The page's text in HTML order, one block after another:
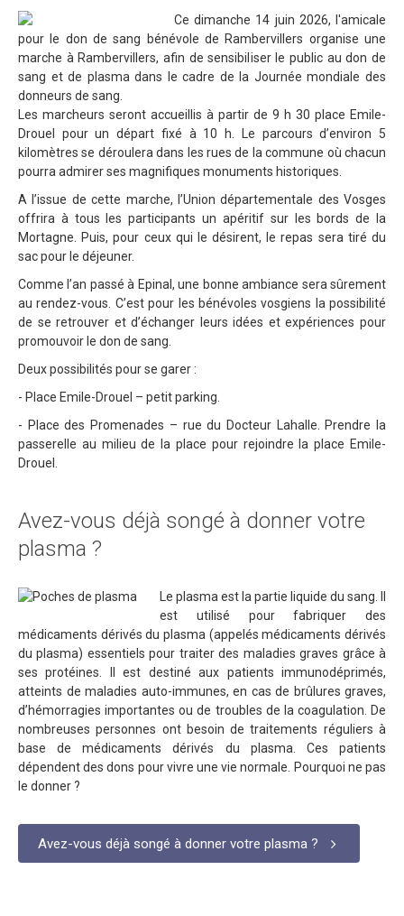
Ce dimanche 14 juin 2026, l'amicale
pour le don de sang bénévole de Rambervillers organise une
marche à Rambervillers, afin de sensibiliser le public au don de
sang et de plasma dans le cadre de la Journée mondiale des
donneurs de sang.
Les marcheurs seront accueillis à partir de 9 h 30 place Emile-
Drouel pour un départ fixé à 10 h. Le parcours d’environ 5
kilomètres se déroulera dans les rues de la commune où chacun
pourra admirer ses magnifiques monuments historiques.
A l’issue de cette marche, l’Union départementale des Vosges
offrira à tous les participants un apéritif sur les bords de la
Mortagne. Puis, pour ceux qui le désirent, le repas sera tiré du
sac pour le déjeuner.
Comme l’an passé à Epinal, une bonne ambiance sera sûrement
au rendez-vous. C’est pour les bénévoles vosgiens la possibilité
de se retrouver et d’échanger leurs idées et expériences pour
promouvoir le don de sang.
Deux possibilités pour se garer :
- Place Emile-Drouel – petit parking.
- Place des Promenades – rue du Docteur Lahalle. Prendre la
passerelle au milieu de la place pour rejoindre la place Emile-
Drouel.
Avez-vous déjà songé à donner votre
plasma ?
Le plasma est la partie liquide du sang. Il
est utilisé pour fabriquer des
médicaments dérivés du plasma (appelés médicaments dérivés
du plasma) essentiels pour traiter des maladies graves grâce à
ses protéines. Il est destiné aux patients immunodéprimés,
atteints de maladies auto-immunes, en cas de brûlures graves,
d’hémorragies importantes ou de troubles de la coagulation. De
nombreuses personnes ont besoin de traitements réguliers à
base de médicaments dérivés du plasma. Ces patients
dépendent des dons pour vivre une vie normale. Pourquoi ne pas
le donner ?
Avez-vous déjà songé à donner votre plasma ?